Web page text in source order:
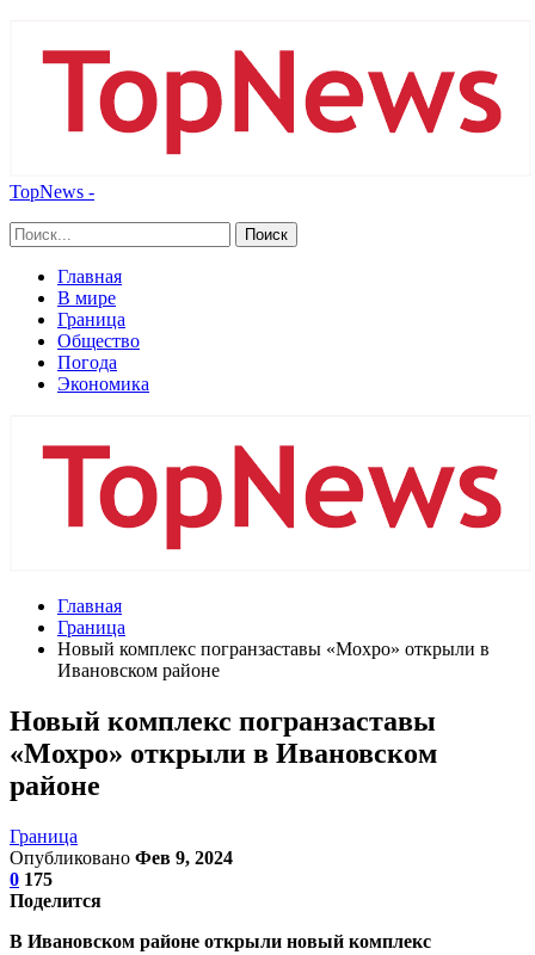
TopNews -
Главная
В мире
Граница
Общество
Погода
Экономика
Главная
Граница
Новый комплекс погранзаставы «Мохро» открыли в
Ивановском районе
Новый комплекс погранзаставы
«Мохро» открыли в Ивановском
районе
Граница
Опубликовано Фев 9, 2024
0 175
Поделится
В Ивановском районе открыли новый комплекс